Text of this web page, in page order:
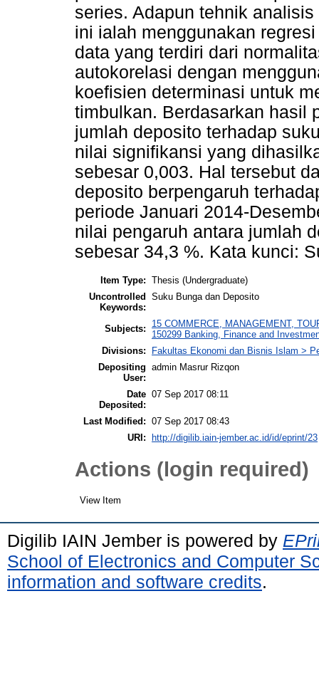
series. Adapun tehnik
ini ialah menggunakan
data yang terdiri dari
autokorelasi dengan
koefisien determinasi untuk
timbulkan. Berdasarkan hasil
jumlah deposito terhadap
nilai signifikansi yang
sebesar 0,003. Hal tersebut
deposito berpengaruh
periode Januari 2014-
nilai pengaruh antara jumlah
sebesar 34,3 %. Kata kunci:
Item Type: Thesis (Undergraduate)
Uncontrolled
Keywords:
Suku Bunga dan Deposito
Subjects:
15 COMMERCE, MANAGEMENT,
150299 Banking, Finance and
Divisions:
Fakultas Ekonomi dan Bisnis Islam >
Depositing
User:
admin Masrur Rizqon
Date
Deposited:
07 Sep 2017 08:11
Last Modified: 07 Sep 2017 08:43
URI:
http://digilib.iain-jember.ac.id/id/eprint/23
Actions (login required)
View Item
Digilib IAIN Jember is powered by
School of Electronics and Computer
information and software credits.